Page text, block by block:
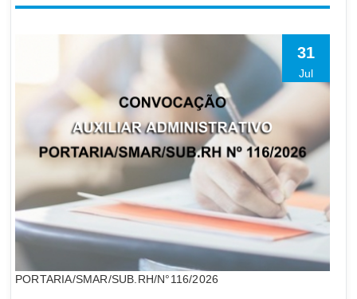
31
Jul
PORTARIA/SMAR/SUB.RH/N°116/2026